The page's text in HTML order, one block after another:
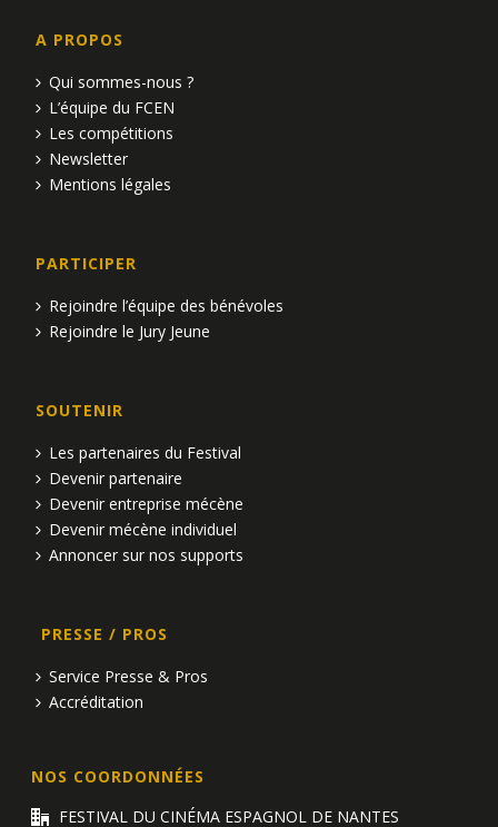
A PROPOS
Qui sommes-nous ?
L’équipe du FCEN
Les compétitions
Newsletter
Mentions légales
PARTICIPER
Rejoindre l’équipe des bénévoles
Rejoindre le Jury Jeune
SOUTENIR
Les partenaires du Festival
Devenir partenaire
Devenir entreprise mécène
Devenir mécène individuel
Annoncer sur nos supports
PRESSE / PROS
Service Presse & Pros
Accréditation
NOS COORDONNÉES
FESTIVAL DU CINÉMA ESPAGNOL DE NANTES